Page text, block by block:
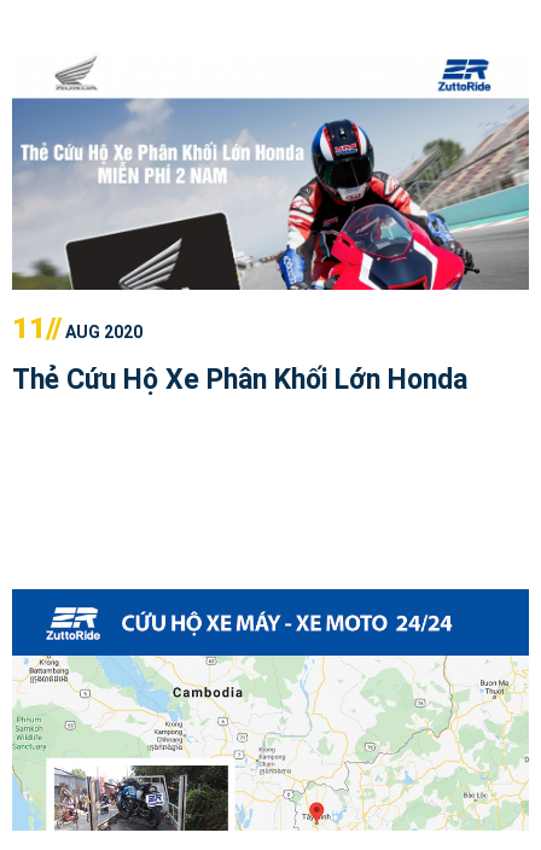
11//AUG 2020
Thẻ Cứu Hộ Xe Phân Khối Lớn Honda